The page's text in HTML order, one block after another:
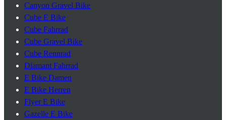
Canyon Gravel Bike
Cube E Bike
Cube Fahrrad
Cube Gravel Bike
Cube Rennrad
Diamant Fahrrad
E Bike Damen
E Bike Herren
Flyer E Bike
Gazelle E Bike